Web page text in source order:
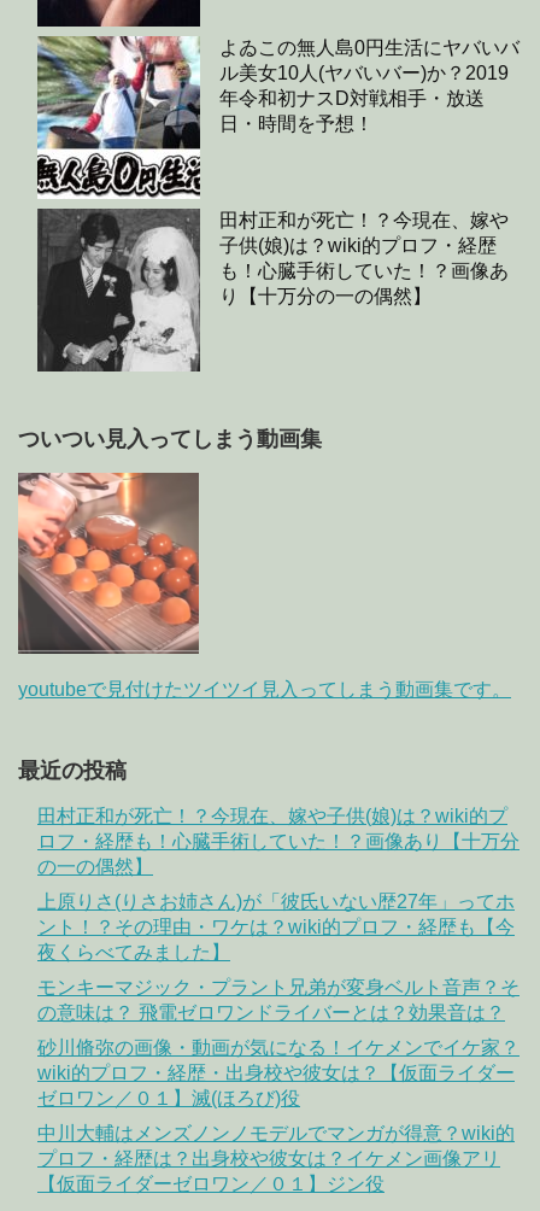
よゐこの無人島0円生活にヤバいバ
ル美女10人(ヤバいバー)か？2019
年令和初ナスD対戦相手・放送
日・時間を予想！
田村正和が死亡！？今現在、嫁や
子供(娘)は？wiki的プロフ・経歴
も！心臓手術していた！？画像あ
り【十万分の一の偶然】
ついつい見入ってしまう動画集
youtubeで見付けたツイツイ見入ってしまう動画集です。
最近の投稿
田村正和が死亡！？今現在、嫁や子供(娘)は？wiki的プ
ロフ・経歴も！心臓手術していた！？画像あり【十万分
の一の偶然】
上原りさ(りさお姉さん)が「彼氏いない歴27年」ってホ
ント！？その理由・ワケは？wiki的プロフ・経歴も【今
夜くらべてみました】
モンキーマジック・プラント兄弟が変身ベルト音声？そ
の意味は？ 飛電ゼロワンドライバーとは？効果音は？
砂川脩弥の画像・動画が気になる！イケメンでイケ家？
wiki的プロフ・経歴・出身校や彼女は？【仮面ライダー
ゼロワン／０１】滅(ほろび)役
中川大輔はメンズノンノモデルでマンガが得意？wiki的
プロフ・経歴は？出身校や彼女は？イケメン画像アリ
【仮面ライダーゼロワン／０１】ジン役